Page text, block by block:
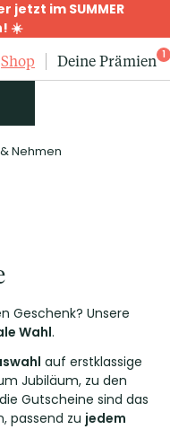
jetzt im SUMMER
☀️
Shop
Deine Prämien 1
Nehmen
Geschenk? Unsere
Wahl.
auf erstklassige
Jubiläum, zu den
Gutscheine sind das
passend zu jedem